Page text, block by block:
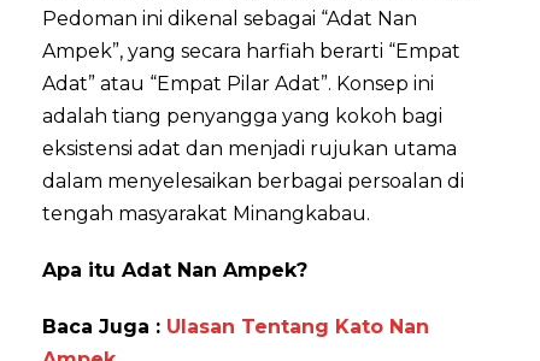
Pedoman ini dikenal sebagai “Adat Nan
Ampek”, yang secara harfiah berarti “Empat
Adat” atau “Empat Pilar Adat”. Konsep ini
adalah tiang penyangga yang kokoh bagi
eksistensi adat dan menjadi rujukan utama
dalam menyelesaikan berbagai persoalan di
tengah masyarakat Minangkabau.
Apa itu Adat Nan Ampek?
Baca Juga : Ulasan Tentang Kato Nan